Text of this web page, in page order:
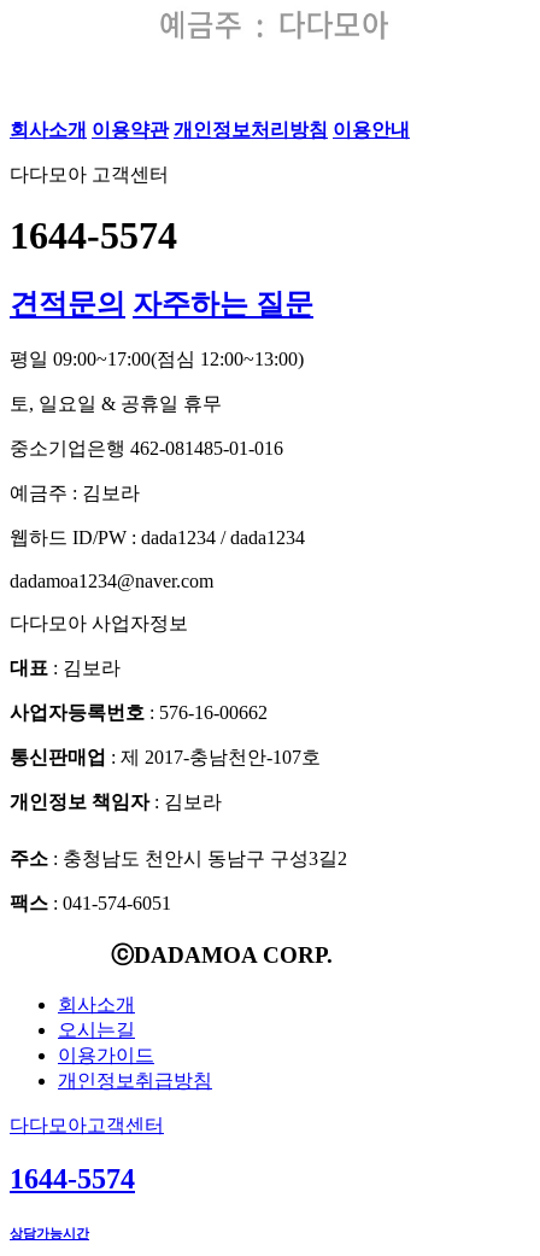
회사소개 이용약관 개인정보처리방침 이용안내
다다모아 고객센터
1644-5574
견적문의 자주하는 질문
평일 09:00~17:00(점심 12:00~13:00)
토, 일요일 & 공휴일 휴무
중소기업은행 462-081485-01-016
예금주 : 김보라
웹하드 ID/PW : dada1234 / dada1234
dadamoa1234@naver.com
다다모아 사업자정보
대표 : 김보라
사업자등록번호 : 576-16-00662
통신판매업 : 제 2017-충남천안-107호
개인정보 책임자: 김보라
주소 : 충청남도 천안시 동남구 구성3길2
팩스 : 041-574-6051
ⓒDADAMOA CORP.
회사소개
오시는길
이용가이드
개인정보취급방침
다다모아고객센터
1644-5574
상담가능시간